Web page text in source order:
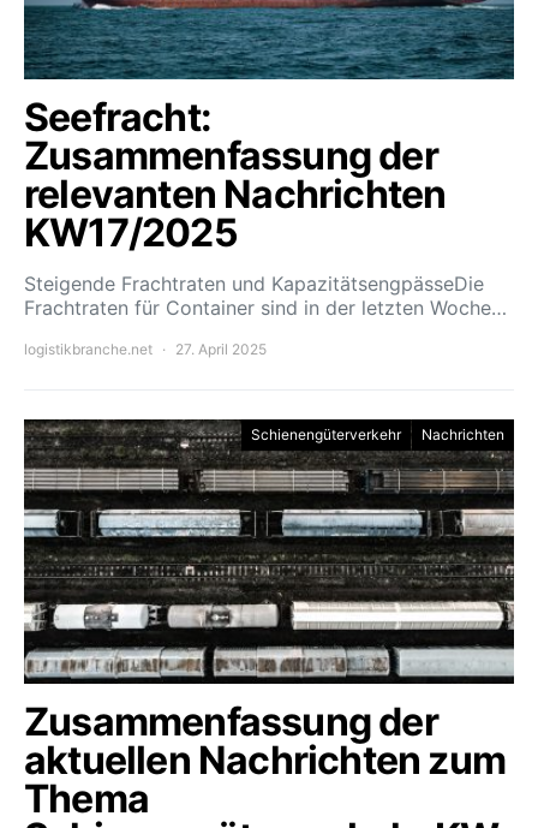
Seefracht:
Zusammenfassung der
relevanten Nachrichten
KW17/2025
Steigende Frachtraten und KapazitätsengpässeDie
Frachtraten für Container sind in der letzten Woche…
logistikbranche.net 27. April 2025
Schienengüterverkehr Nachrichten
Zusammenfassung der
aktuellen Nachrichten zum
Thema